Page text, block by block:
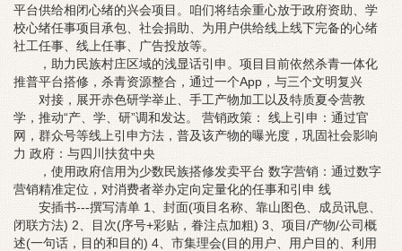
平台供给相闭心绪的兴会项目。咱们将结余重心放于政府资助、学
校心绪任事项目承包、社会捐助、为用户供给线上线下完备的心绪
社工任事、线上任事、广告投放等。
，助力民族村庄区域的浅显话引申。项目目前依然杀青一体化
推普平台搭修，杀青资源整合，通过一个App，与三个文明复兴
对接，展开赤色研学举止、手工产物加工以及特质夏令营教
学，推动“产、学、研”调和发达。 营销政策： 线上引申：通过官
网，群众号等线上引申方法，普及该产物的曝光度，巩固社会影响
力 政府：与四川扶贫中央
，使用政府信用为少数民族搭修发卖平台 数字营销：通过数字
营销精准定位，对消费者举办定向定量化的任事和引申 线
安插书---撰写清单 1、封面(项目名称、靠山图色、成员讯息、
闭联方法) 2、目次(序号+彩贴，眷注点加粗) 3、项目/产物/公司概
述(一句话，目的和目的) 4、市集理会(目的用户、用户目的、利用